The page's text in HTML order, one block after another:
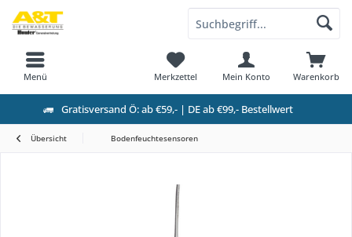
Gratisversand Ö: ab €59,- | DE ab €99,- Bestellwert
Warenkorb
Merkzettel Mein Konto
Menü
Übersicht Bodenfeuchtesensoren